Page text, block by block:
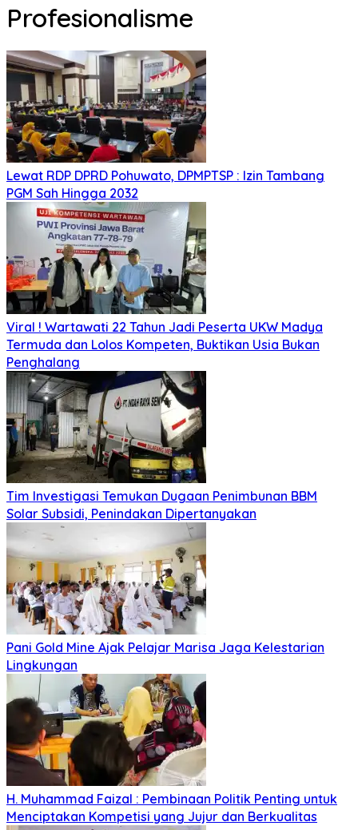
Profesionalisme
Lewat RDP DPRD Pohuwato, DPMPTSP : Izin Tambang
PGM Sah Hingga 2032
Viral ! Wartawati 22 Tahun Jadi Peserta UKW Madya
Termuda dan Lolos Kompeten, Buktikan Usia Bukan
Penghalang
Tim Investigasi Temukan Dugaan Penimbunan BBM
Solar Subsidi, Penindakan Dipertanyakan
Pani Gold Mine Ajak Pelajar Marisa Jaga Kelestarian
Lingkungan
H. Muhammad Faizal : Pembinaan Politik Penting untuk
Menciptakan Kompetisi yang Jujur dan Berkualitas